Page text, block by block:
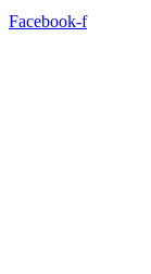
Facebook-f